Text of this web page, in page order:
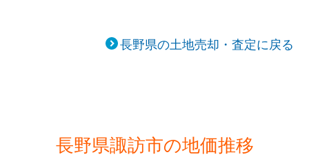
長野県の土地売却・査定に戻る
長野県諏訪市の地価推移